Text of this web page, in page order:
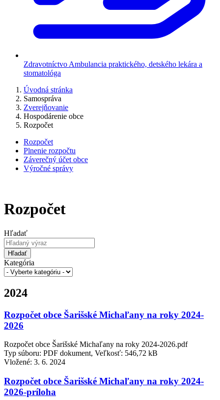
Zdravotníctvo Ambulancia praktického, detského lekára a
stomatológa
Úvodná stránka
Samospráva
Zverejňovanie
Hospodárenie obce
Rozpočet
Rozpočet
Plnenie rozpočtu
Záverečný účet obce
Výročné správy
Rozpočet
Hľadať
Hľadať
Kategória
2024
Rozpočet obce Šarišské Michaľany na roky 2024-
2026
Rozpočet obce Šarišské Michaľany na roky 2024-2026.pdf
Typ súboru: PDF dokument, Veľkosť: 546,72 kB
Vložené: 3. 6. 2024
Rozpočet obce Šarišské Michaľany na roky 2024-
2026-príloha